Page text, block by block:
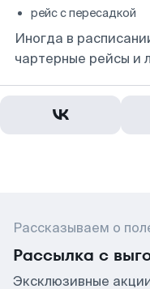
рейс с пересадкой
Иногда в
чартерные рейсы и
Рассказываем о
Рассылка с
Эксклюзивные